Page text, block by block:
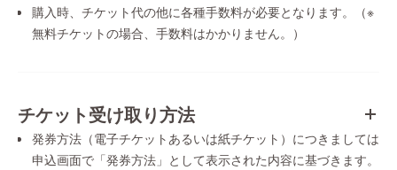
購入時、チケット代の他に各種手数料が必要となります。（※
無料チケットの場合、手数料はかかりません。）
チケット受け取り方法
発券方法（電子チケットあるいは紙チケット）につきましては
申込画面で「発券方法」として表示された内容に基づきます。